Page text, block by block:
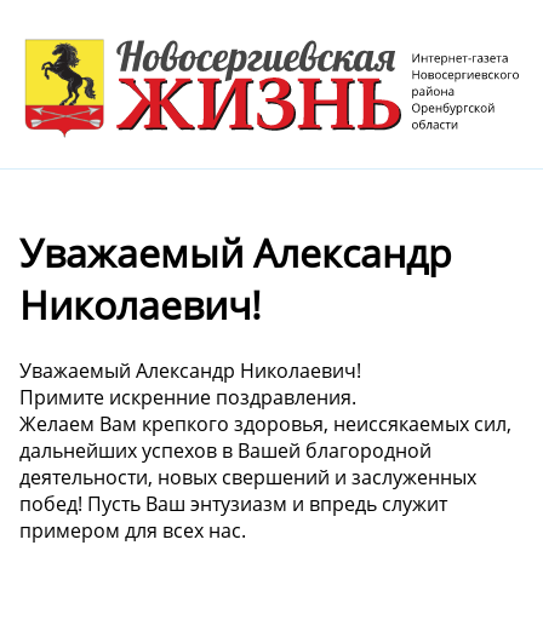
Уважаемый Александр
Николаевич!
Уважаемый Александр Николаевич!
Примите искренние поздравления.
Желаем Вам крепкого здоровья, неиссякаемых сил,
дальнейших успехов в Вашей благородной
деятельности, новых свершений и заслуженных
побед! Пусть Ваш энтузиазм и впредь служит
примером для всех нас.